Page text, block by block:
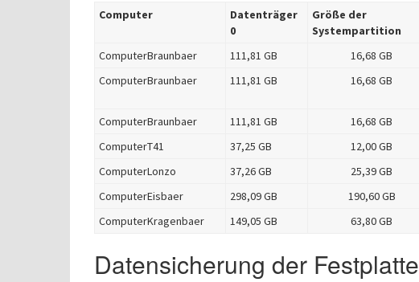
Computer
Datenträger
0
Größe der
Systempartition
ComputerBraunbaer 111,81 GB 16,68 GB
ComputerBraunbaer
111,81 GB 16,68 GB
ComputerBraunbaer
111,81 GB 16,68 GB
ComputerT41
37,25 GB 12,00 GB
ComputerLonzo
37,26 GB 25,39 GB
ComputerEisbaer
298,09 GB 190,60 GB
ComputerKragenbaer
149,05 GB 63,80 GB
Datensicherung der Festplatte